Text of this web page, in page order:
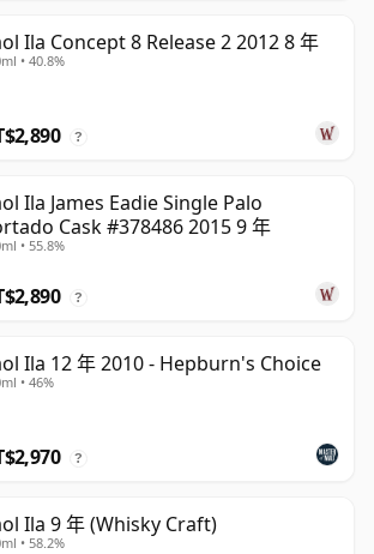
Ila Concept 8 Release 2 2012 8 年
• 40.8%
?
Ila James Eadie Single Palo
Cask #378486 2015 9 年
• 55.8%
?
Ila 12 年 2010 - Hepburn's Choice
• 46%
?
Ila 9 年 (Whisky Craft)
• 58.2%